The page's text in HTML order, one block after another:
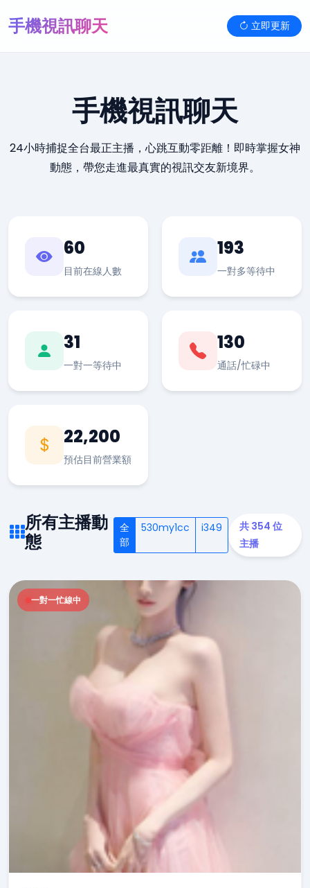
手機視訊聊天 立即更新
手機視訊聊天
24小時捕捉全台最正主播，心跳互動零距離！即時掌握女神
動態，帶您走進最真實的視訊交友新境界。
60
目前在線人數
193
一對多等待中
31
一對一等待中
130
通話/忙碌中
22,200
預估目前營業額
所有主播動
態
全
部
530my1cc i349
共 354 位
主播
一對一忙線中